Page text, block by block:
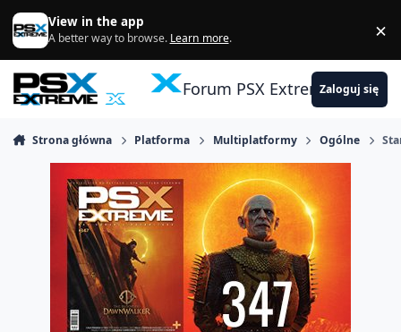
Skocz do zawartości
View in the app
A better way to browse. Learn more. ×
Forum PSX ExtremeZaloguj się
Strona główna Platforma Multiplatformy Ogólne